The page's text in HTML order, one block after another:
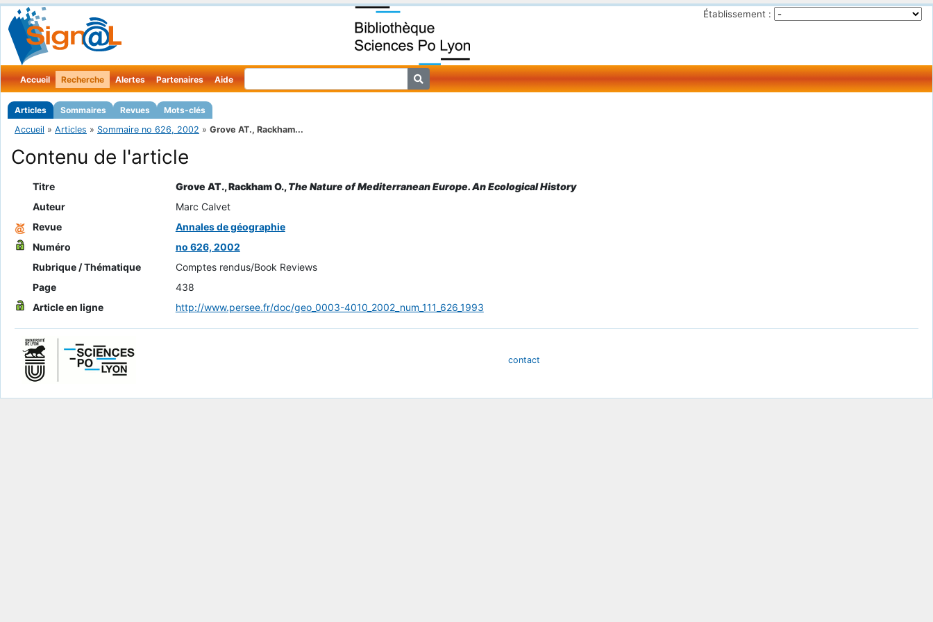
Établissement :
Accueil Recherche
Articles Sommaires Revues Mots-clés
Alertes Partenaires Aide
Accueil » Articles » Sommaire no 626, 2002 » Grove AT., Rackham...
Contenu de l'article
Titre Grove AT., Rackham O.,The Nature of Mediterranean Europe. An Ecological History
Auteur
Marc Calvet
Revue
Annales de géographie
Numéro
no 626, 2002
Rubrique / Thématique
Comptes rendus/Book Reviews
Page
438
Article en ligne
http://www.persee.fr/doc/geo_0003-4010_2002_num_111_626_1993
contact